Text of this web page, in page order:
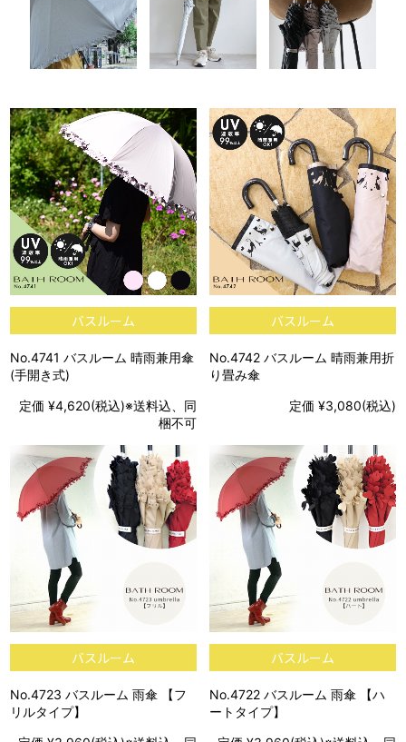
バスルーム
No.4741 バスルーム 晴雨兼用傘
(手開き式)
定価 ¥4,620(税込)※送料込、同
梱不可
バスルーム
No.4742 バスルーム 晴雨兼用折
り畳み傘
定価 ¥3,080(税込)
バスルーム
No.4723 バスルーム 雨傘 【フ
リルタイプ】
バスルーム
No.4722 バスルーム 雨傘 【ハ
ートタイプ】